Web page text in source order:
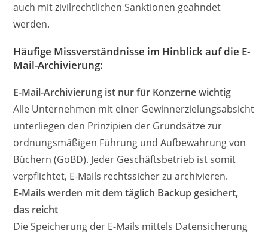
auch mit zivilrechtlichen Sanktionen geahndet
werden.
Häufige Missverständnisse im Hinblick auf die E-
Mail-Archivierung:
E-Mail-Archivierung ist nur für Konzerne wichtig
Alle Unternehmen mit einer Gewinnerzielungsabsicht
unterliegen den Prinzipien der Grundsätze zur
ordnungsmäßigen Führung und Aufbewahrung von
Büchern (GoBD). Jeder Geschäftsbetrieb ist somit
verpflichtet, E-Mails rechtssicher zu archivieren.
E-Mails werden mit dem täglich Backup gesichert,
das reicht
Die Speicherung der E-Mails mittels Datensicherung